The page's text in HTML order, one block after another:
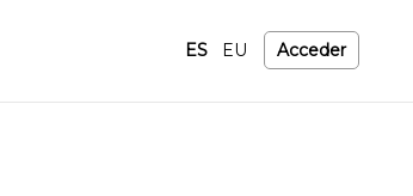
ES EU Acceder